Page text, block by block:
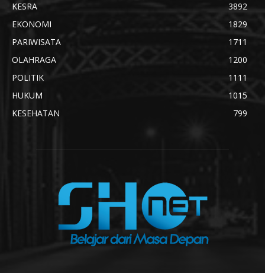
KESRA
3892
EKONOMI
1829
PARIWISATA
1711
OLAHRAGA
1200
POLITIK
1111
HUKUM
1015
KESEHATAN
799